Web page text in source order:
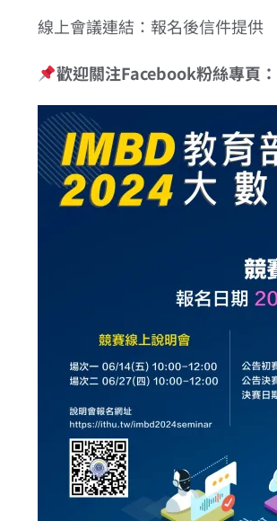
線上會議連結：報名後信件提供
歡迎關注Facebook粉絲專頁：